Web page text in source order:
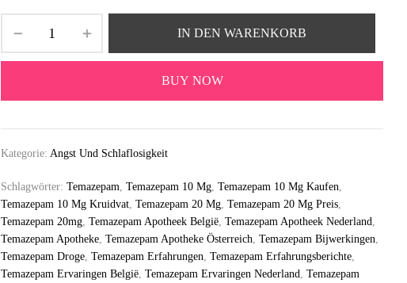
IN DEN WARENKORB
BUY NOW
Kategorie:Angst Und Schlaflosigkeit
Schlagwörter:Temazepam,Temazepam 10 Mg,Temazepam 10 Mg Kaufen,
Temazepam 10 Mg Kruidvat,Temazepam 20 Mg,Temazepam 20 Mg Preis,
Temazepam 20mg,Temazepam Apotheek België,Temazepam Apotheek Nederland,
Temazepam Apotheke,Temazepam Apotheke Österreich,Temazepam Bijwerkingen,
Temazepam Droge,Temazepam Erfahrungen,Temazepam Erfahrungsberichte,
Temazepam Ervaringen België,Temazepam Ervaringen Nederland,Temazepam